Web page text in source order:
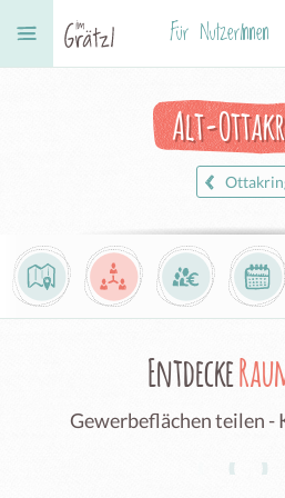
Für NutzerInnen
Alt-
Entdecke
Gewerbeflächen teilen -